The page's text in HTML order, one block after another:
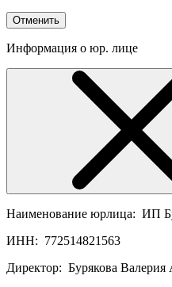
Отменить
Информация о юр. лице
Наименование юрлица: ИП
ИНН: 772514821563
Директор: Бурякова Валерия